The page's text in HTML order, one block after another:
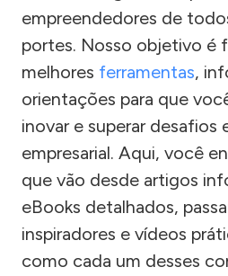
empreendedores de
portes. Nosso objetivo é
melhores ferramentas,
orientações para que
inovar e superar desafios
empresarial. Aqui, você
que vão desde artigos
eBooks detalhados,
inspiradores e vídeos
como cada um desses